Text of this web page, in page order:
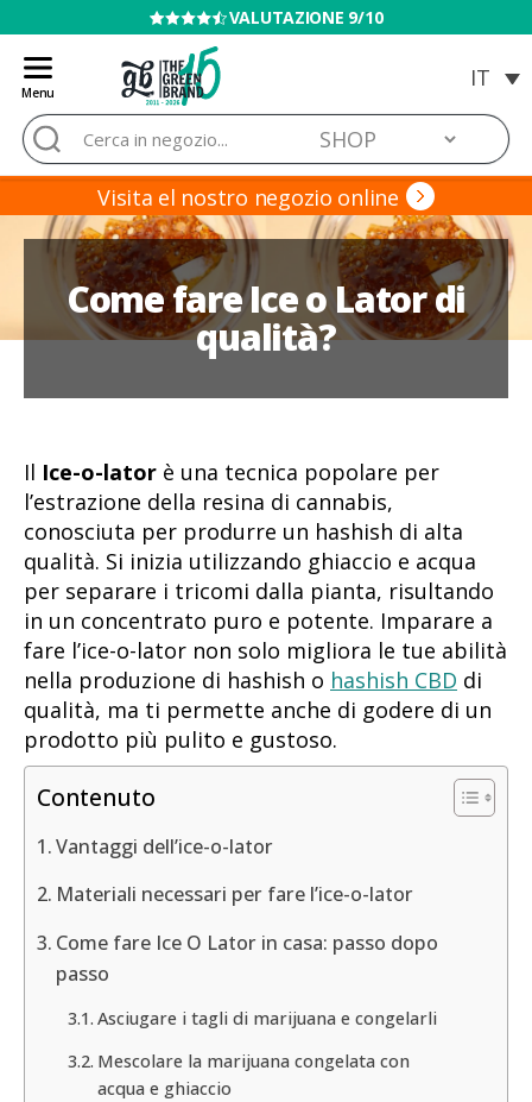
VENDITA VIETATA AI MINORI
Menu
Blog
de
Grow
Barato
Cerca:
Visita el nostro negozio online
Come fare Ice o Lator di
qualità?
Il Ice-o-lator è una tecnica popolare per
l’estrazione della resina di cannabis,
conosciuta per produrre un hashish di alta
qualità. Si inizia utilizzando ghiaccio e acqua
per separare i tricomi dalla pianta, risultando
in un concentrato puro e potente. Imparare a
fare l’ice-o-lator non solo migliora le tue abilità
nella produzione di hashish o hashish CBD di
qualità, ma ti permette anche di godere di un
prodotto più pulito e gustoso.
Contenuto
Vantaggi dell’ice-o-lator
Materiali necessari per fare l’ice-o-lator
Come fare Ice O Lator in casa: passo dopo
passo
Asciugare i tagli di marijuana e congelarli
Mescolare la marijuana congelata con
acqua e ghiaccio